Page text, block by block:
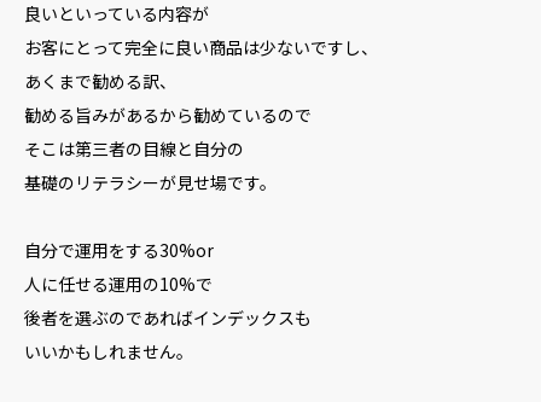
良いといっている内容が
お客にとって完全に良い商品は少ないですし、
あくまで勧める訳、
勧める旨みがあるから勧めているので
そこは第三者の目線と自分の
基礎のリテラシーが見せ場です。
自分で運用をする30%or
人に任せる運用の10%で
後者を選ぶのであればインデックスも
いいかもしれません。